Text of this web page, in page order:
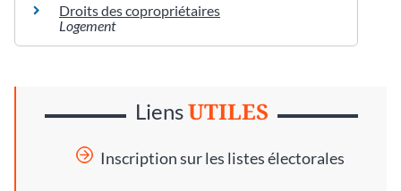
Droits des copropriétaires
Logement
LiensUTILES
Inscription sur les listes électorales